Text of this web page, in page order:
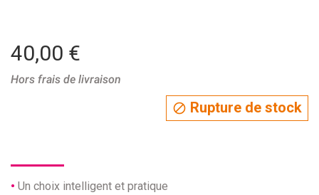
40,00 €
Hors frais de livraison
 Rupture de stock
Un choix intelligent et pratique